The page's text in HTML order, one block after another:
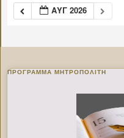
ΑΥΓ 2026
ΠΡΌΓΡΑΜΜΑ ΜΗΤΡΟΠΟΛΊΤΗ